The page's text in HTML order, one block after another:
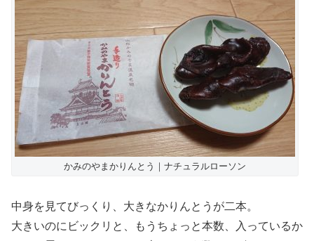
かみのやまかりんとう｜ナチュラルローソン
中身を見てびっくり、大きなかりんとうが二本。
大きいのにビックリと、もうちょっと本数、入っているか